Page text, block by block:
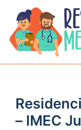
contenido
– IMEC